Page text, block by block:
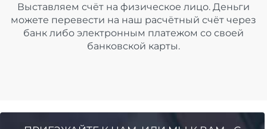
Выставляем счёт на физическое лицо. Деньги
можете перевести на наш расчётный счёт через
банк либо электронным платежом со своей
банковской карты.